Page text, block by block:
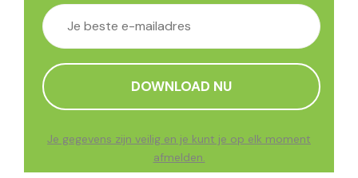
Je gegevens zijn veilig en je kunt je op elk moment
afmelden.